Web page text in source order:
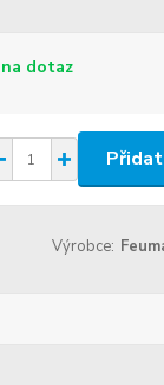
na dotaz
Výrobce: